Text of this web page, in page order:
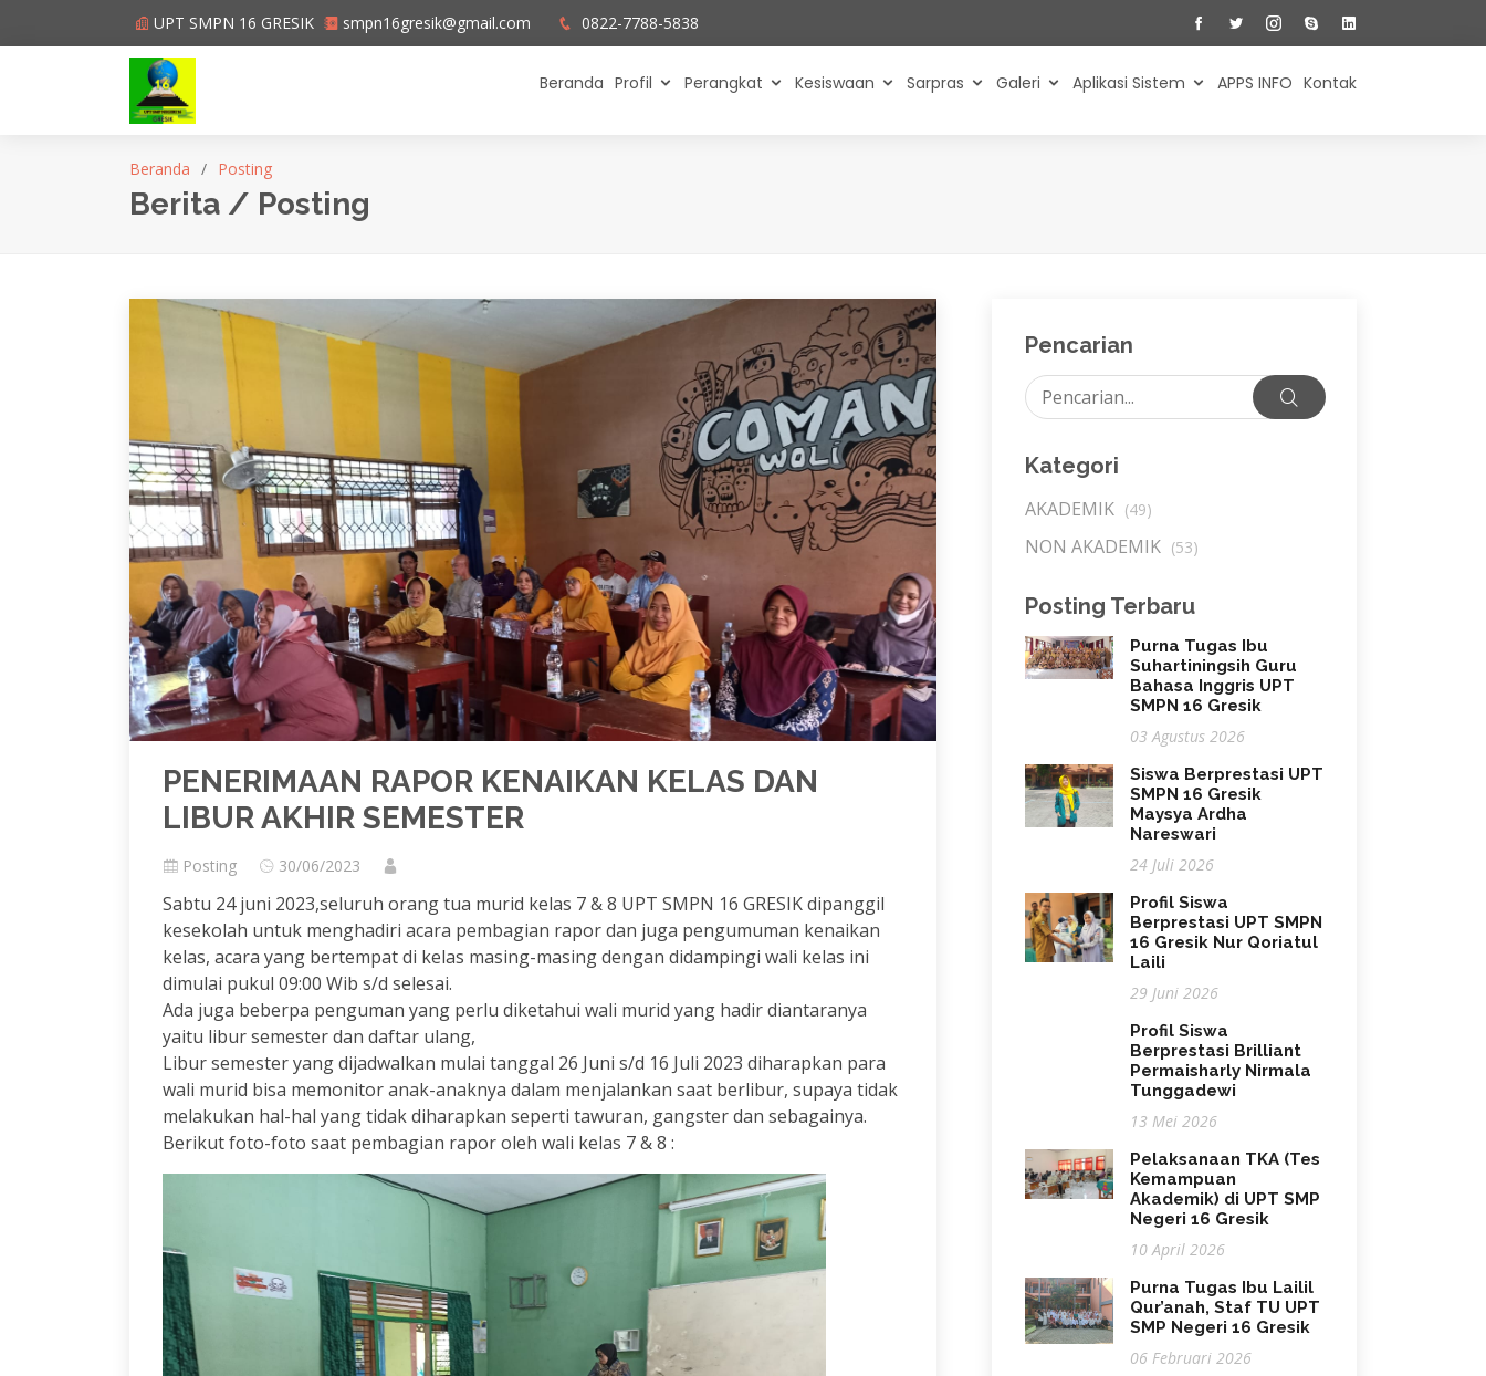
UPT SMPN 16 GRESIK smpn16gresik@gmail.com 0822-7788-5838
Beranda Profil Perangkat Kesiswaan Sarpras Galeri Aplikasi Sistem APPS INFO Kontak
Beranda Posting
Berita / Posting
PENERIMAAN RAPOR KENAIKAN KELAS DAN
LIBUR AKHIR SEMESTER
Posting 30/06/2023
Sabtu 24 juni 2023,seluruh orang tua murid kelas 7 & 8 UPT SMPN 16 GRESIK dipanggil
kesekolah untuk menghadiri acara pembagian rapor dan juga pengumuman kenaikan
kelas, acara yang bertempat di kelas masing-masing dengan didampingi wali kelas ini
dimulai pukul 09:00 Wib s/d selesai.
Ada juga beberpa penguman yang perlu diketahui wali murid yang hadir diantaranya
yaitu libur semester dan daftar ulang,
Libur semester yang dijadwalkan mulai tanggal 26 Juni s/d 16 Juli 2023 diharapkan para
wali murid bisa memonitor anak-anaknya dalam menjalankan saat berlibur, supaya tidak
melakukan hal-hal yang tidak diharapkan seperti tawuran, gangster dan sebagainya.
Berikut foto-foto saat pembagian rapor oleh wali kelas 7 & 8 :
Pencarian
Kategori
AKADEMIK (49)
NON AKADEMIK (53)
Posting Terbaru
Purna Tugas Ibu
Suhartiningsih Guru
Bahasa Inggris UPT
SMPN 16 Gresik
03 Agustus 2026
Siswa Berprestasi UPT
SMPN 16 Gresik
Maysya Ardha
Nareswari
24 Juli 2026
Profil Siswa
Berprestasi UPT SMPN
16 Gresik Nur Qoriatul
Laili
29 Juni 2026
Profil Siswa
Berprestasi Brilliant
Permaisharly Nirmala
Tunggadewi
13 Mei 2026
Pelaksanaan TKA (Tes
Kemampuan
Akademik) di UPT SMP
Negeri 16 Gresik
10 April 2026
Purna Tugas Ibu Lailil
Qur’anah, Staf TU UPT
SMP Negeri 16 Gresik
06 Februari 2026